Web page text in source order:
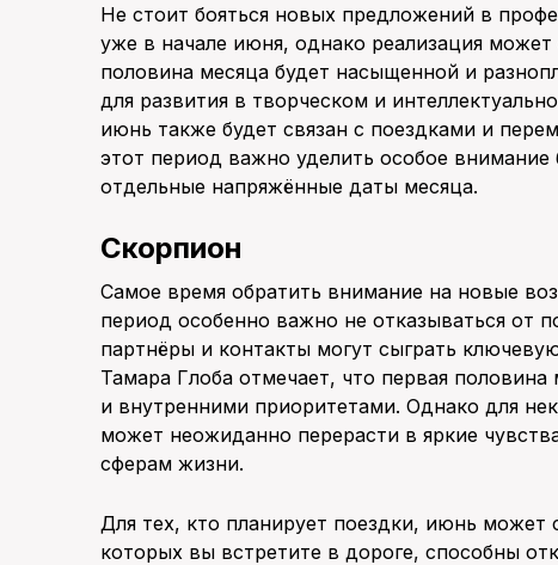
Не стоит бояться новых предложений в
уже в начале июня, однако реализация
половина месяца будет насыщенной и
для развития в творческом и
июнь также будет связан с поездками и
этот период важно уделить особое внимание
отдельные напряжённые даты месяца.
Скорпион
Самое время обратить внимание на новые
период особенно важно не отказываться
партнёры и контакты могут сыграть
Тамара Глоба отмечает, что первая
и внутренними приоритетами. Однако для
может неожиданно перерасти в яркие
сферам жизни.
Для тех, кто планирует поездки, июнь
которых вы встретите в дороге, способны